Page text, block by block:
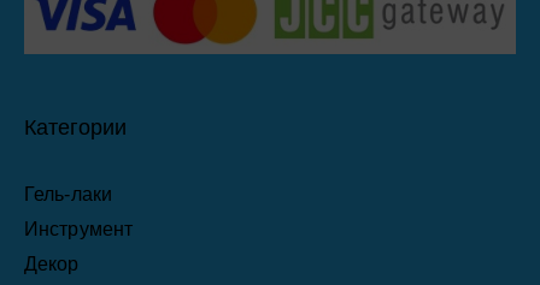
Категории
Гель-лаки
Инструмент
Декор